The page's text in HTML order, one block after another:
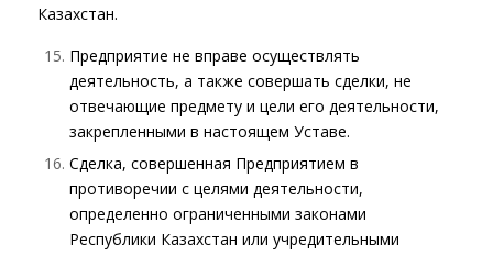
Казахстан.
Предприятие не вправе осуществлять
деятельность, а также совершать сделки, не
отвечающие предмету и цели его деятельности,
закрепленными в настоящем Уставе.
Сделка, совершенная Предприятием в
противоречии с целями деятельности,
определенно ограниченными законами
Республики Казахстан или учредительными